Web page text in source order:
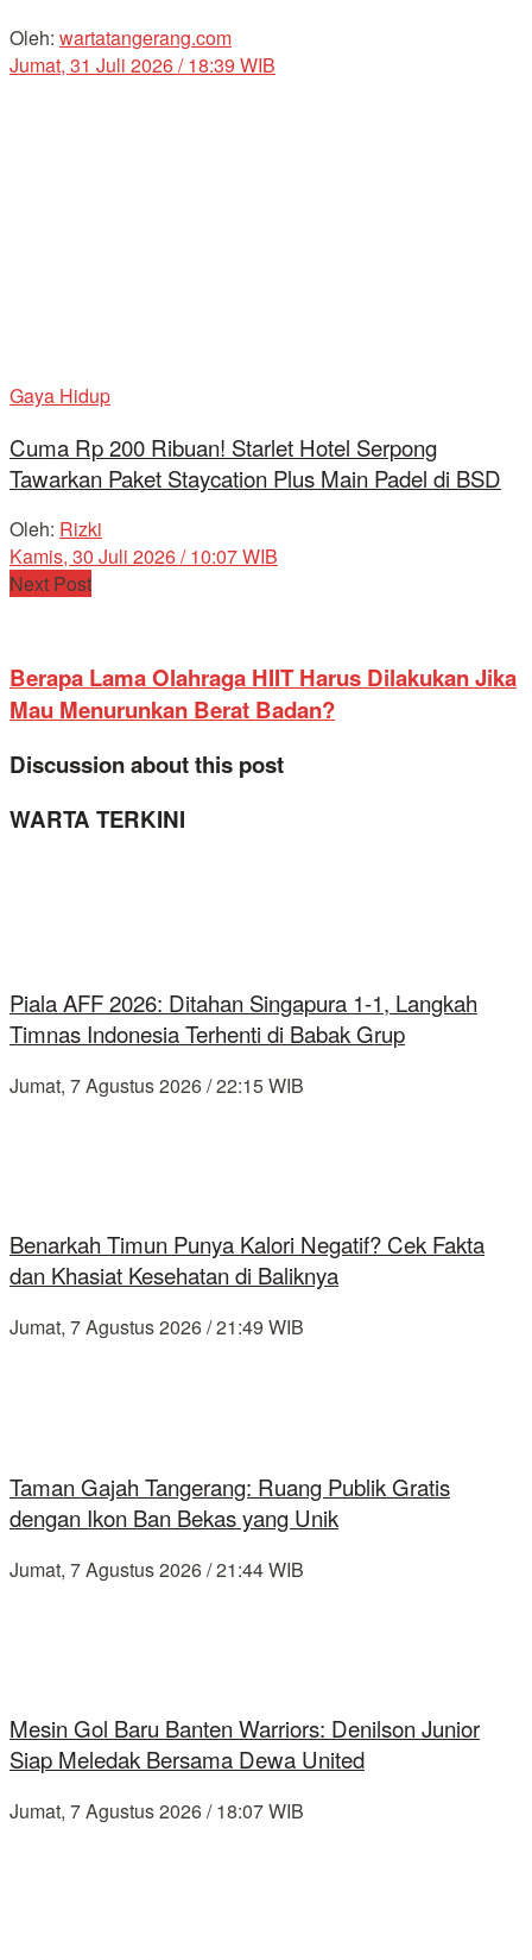
Oleh: wartatangerang.com
Jumat, 31 Juli 2026 / 18:39 WIB
Gaya Hidup
Cuma Rp 200 Ribuan! Starlet Hotel Serpong
Tawarkan Paket Staycation Plus Main Padel di BSD
Oleh: Rizki
Kamis, 30 Juli 2026 / 10:07 WIB
Next Post
Berapa Lama Olahraga HIIT Harus Dilakukan Jika
Mau Menurunkan Berat Badan?
Discussion about this post
WARTA TERKINI
Piala AFF 2026: Ditahan Singapura 1-1, Langkah
Timnas Indonesia Terhenti di Babak Grup
Jumat, 7 Agustus 2026 / 22:15 WIB
Benarkah Timun Punya Kalori Negatif? Cek Fakta
dan Khasiat Kesehatan di Baliknya
Jumat, 7 Agustus 2026 / 21:49 WIB
Taman Gajah Tangerang: Ruang Publik Gratis
dengan Ikon Ban Bekas yang Unik
Jumat, 7 Agustus 2026 / 21:44 WIB
Mesin Gol Baru Banten Warriors: Denilson Junior
Siap Meledak Bersama Dewa United
Jumat, 7 Agustus 2026 / 18:07 WIB